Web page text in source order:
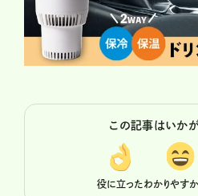
この記事はいか
役に立ったわかりやす